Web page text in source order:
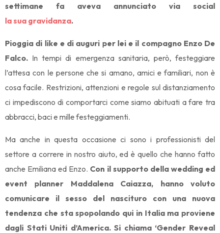
settimane fa aveva annunciato via social
la sua gravidanza.
Pioggia di like e di auguri per lei e il compagno Enzo De
Falco. In tempi di emergenza sanitaria, però, festeggiare
l’attesa con le persone che si amano, amici e familiari, non è
cosa facile. Restrizioni, attenzioni e regole sul distanziamento
ci impediscono di comportarci come siamo abituati a fare tra
abbracci, baci e mille festeggiamenti.
Ma anche in questa occasione ci sono i professionisti del
settore a correre in nostro aiuto, ed è quello che hanno fatto
anche Emiliana ed Enzo. Con il supporto della wedding ed
event planner Maddalena Caiazza, hanno voluto
comunicare il sesso del nascituro con una nuova
tendenza che sta spopolando qui in Italia ma proviene
dagli Stati Uniti d’America. Si chiama ‘Gender Reveal